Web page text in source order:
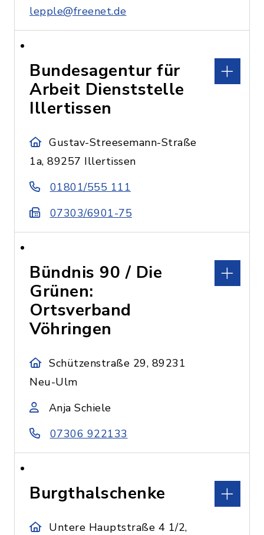
lepple@freenet.de
Bundesagentur für
Arbeit Dienststelle
Illertissen
Gustav-Streesemann-Straße
1a, 89257 Illertissen
01801/555 111
07303/6901-75
Bündnis 90 / Die
Grünen:
Ortsverband
Vöhringen
Schützenstraße 29, 89231
Neu-Ulm
Anja Schiele
07306 922133
Burgthalschenke
Untere Hauptstraße 4 1/2,